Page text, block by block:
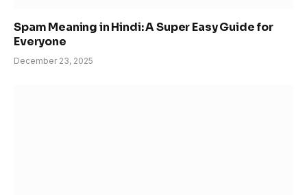
Spam Meaning in Hindi: A Super Easy Guide for
Everyone
December 23, 2025